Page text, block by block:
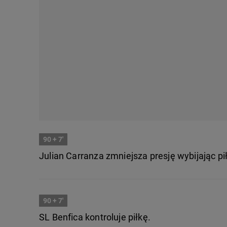
90 + 7'
Julian Carranza zmniejsza presję wybijając
90 + 7'
SL Benfica kontroluje piłkę.